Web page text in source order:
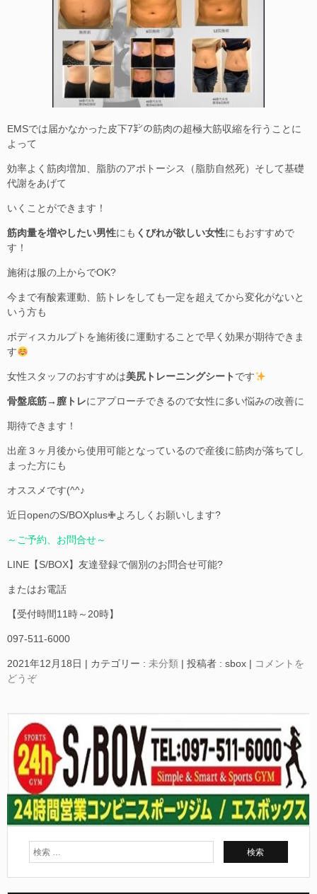
EMSでは届かなかった皮下7㌢の筋肉の超極大筋収縮を行うことに
よって
効率よく筋肉増加、脂肪のアポトーシス（脂肪自然死）そして基礎
代謝をあげて
いくことができます！
筋肉量を増やしたい男性にも くびれが欲しい女性にもおすすめで
す！
施術は服の上からでOK?
今まで有酸素運動、筋トレをしても一定を超えてから変化がないと
いう方も
ボディスカルプトを施術後に運動することで早く効果が期待できま
す
女性スタッフのおすすめは美尻トレーニングシート です
骨盤底筋→膣トレにアプローチできるので女性に多い悩みの改善に
期待できます！
出産３ヶ月後から使用可能となっているので産後に筋肉が落ちてし
まった方にも
オススメです(^^♪
近日openのS/BOXplus✙よろしくお願いします?
～ご予約、お問合せ～
LINE【S/BOX】友達登録で個別のお問合せ可能?
またはお電話
【受付時間11時～20時】
097-511-6000
2021年12月18日 | カテゴリー : 未分類 | 投稿者 : sbox | コメントを
どうぞ